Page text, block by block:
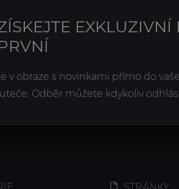
v obraze s novinkami přímo do
Odběr můžete kdykoliv